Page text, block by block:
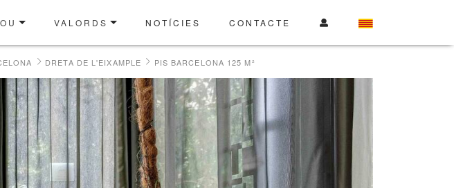
VALORDS NOTÍCIES CONTACTE
DRETA DE L'EIXAMPLE PIS BARCELONA 125 M²